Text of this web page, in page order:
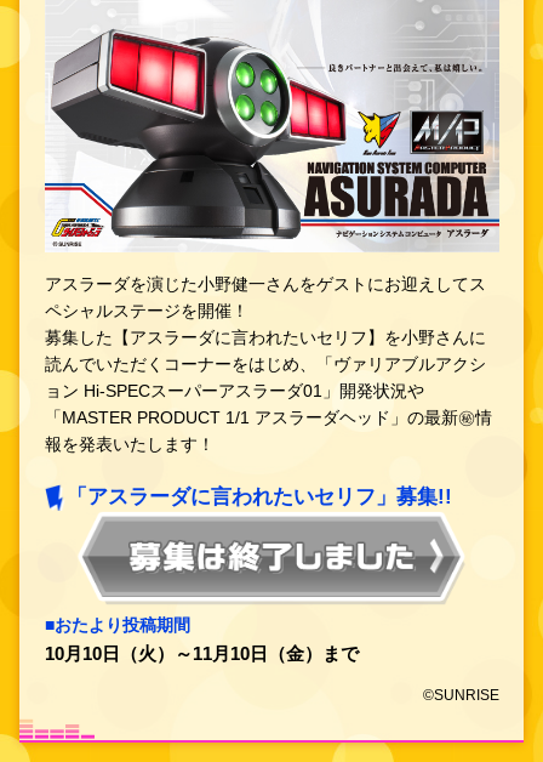
アスラーダを演じた小野健一さんをゲストにお迎えしてス
ペシャルステージを開催！
募集した【アスラーダに言われたいセリフ】を小野さんに
読んでいただくコーナーをはじめ、「ヴァリアブルアクシ
ョン Hi-SPECスーパーアスラーダ01」開発状況や
「MASTER PRODUCT 1/1 アスラーダヘッド」の最新㊙情
報を発表いたします！
「アスラーダに言われたいセリフ」募集!!
■おたより投稿期間
10月10日（火）～11月10日（金）まで
©SUNRISE